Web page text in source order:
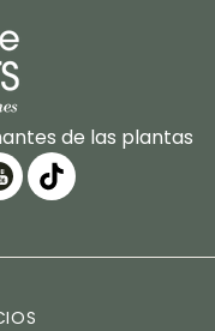
de las plantas